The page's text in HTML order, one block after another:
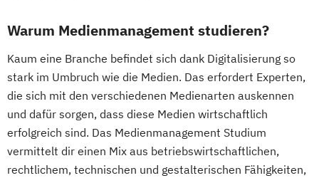
Warum Medienmanagement studieren?
Kaum eine Branche befindet sich dank Digitalisierung so
stark im Umbruch wie die Medien. Das erfordert Experten,
die sich mit den verschiedenen Medienarten auskennen
und dafür sorgen, dass diese Medien wirtschaftlich
erfolgreich sind. Das Medienmanagement Studium
vermittelt dir einen Mix aus betriebswirtschaftlichen,
rechtlichem, technischen und gestalterischen Fähigkeiten,